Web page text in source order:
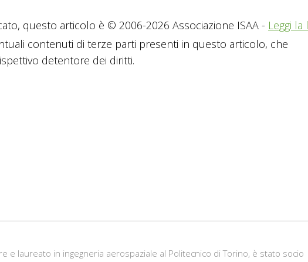
questo articolo è © 2006-2026 Associazione ISAA - Leggi la
contenuti di terze parti presenti in questo articolo, che
detentore dei diritti.
e laureato in ingegneria aerospaziale al Politecnico di Torino, è stato socio